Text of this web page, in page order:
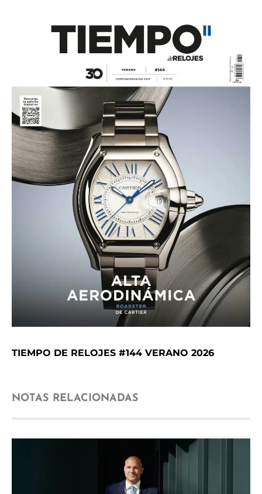
TIEMPO DE RELOJES #144 VERANO 2026
NOTAS RELACIONADAS